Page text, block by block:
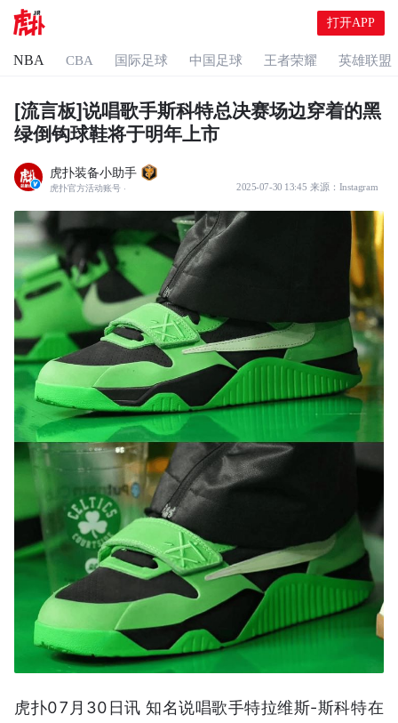
打开APP
NBA CBA 国际足球 中国足球 王者荣耀 英雄联盟
[流言板]说唱歌手斯科特总决赛场边穿着的黑
绿倒钩球鞋将于明年上市
虎扑装备小助手
虎扑官方活动账号 · 2025-07-30 13:45 来源： Instagram
虎扑07月30日讯 知名说唱歌手特拉维斯-斯科特在